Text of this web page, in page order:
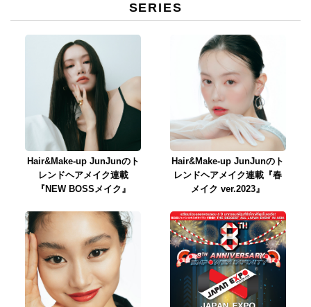
SERIES
Hair&Make-up JunJunのト
レンドヘアメイク連載
『NEW BOSSメイク』
Hair&Make-up JunJunのト
レンドヘアメイク連載『春
メイク ver.2023』